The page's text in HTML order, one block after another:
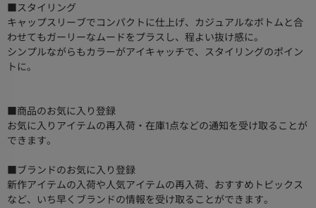
■スタイリング
キャップスリーブでコンパクトに仕上げ、カジュアルなボトムと合
わせてもガーリーなムードをプラスし、程よい抜け感に。
シンプルながらもカラーがアイキャッチで、スタイリングのポイン
トに。
■商品のお気に入り登録
お気に入りアイテムの再入荷・在庫1点などの通知を受け取ることが
できます。
■ブランドのお気に入り登録
新作アイテムの入荷や人気アイテムの再入荷、おすすめトピックス
など、いち早くブランドの情報を受け取ることができます。